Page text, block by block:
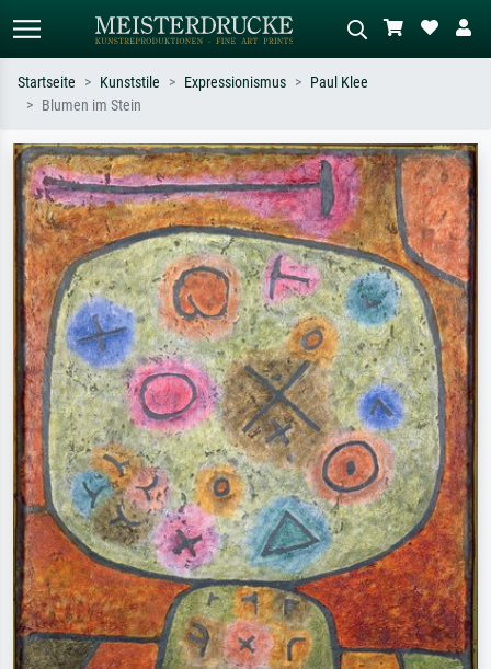
Suchen Sie nach Künstlern, Werktiteln
oder Stilen – z.B. Monet,
Sternennacht, Impressionismus, Welle
Hokusai, Akt.
Beschreiben Sie die Szene – z.B. Grüne
Wiese, Abstrakt mit viel Rot, Dunkles
Ölgemälde, Stehender Akt neben einem
Baum.
Startseite Kunststile Expressionismus
Paul Klee
Blumen im Stein